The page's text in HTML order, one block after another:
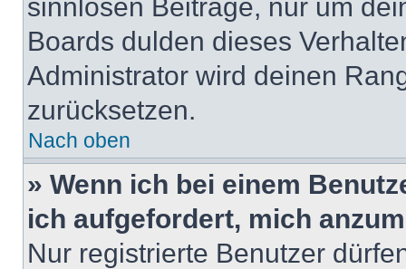
sinnlosen Beiträge, nur um
Boards dulden dieses
Administrator wird deinen
zurücksetzen.
Nach oben
» Wenn ich bei einem
ich aufgefordert, mich
Nur registrierte Benutzer